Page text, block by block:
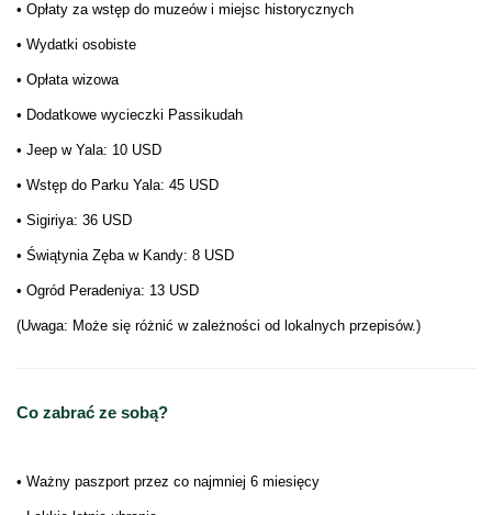
• Opłaty za wstęp do muzeów i miejsc historycznych
• Wydatki osobiste
• Opłata wizowa
• Dodatkowe wycieczki Passikudah
• Jeep w Yala: 10 USD
• Wstęp do Parku Yala: 45 USD
• Sigiriya: 36 USD
• Świątynia Zęba w Kandy: 8 USD
• Ogród Peradeniya: 13 USD
(Uwaga: Może się różnić w zależności od lokalnych przepisów.)
Co zabrać ze sobą?
• Ważny paszport przez co najmniej 6 miesięcy